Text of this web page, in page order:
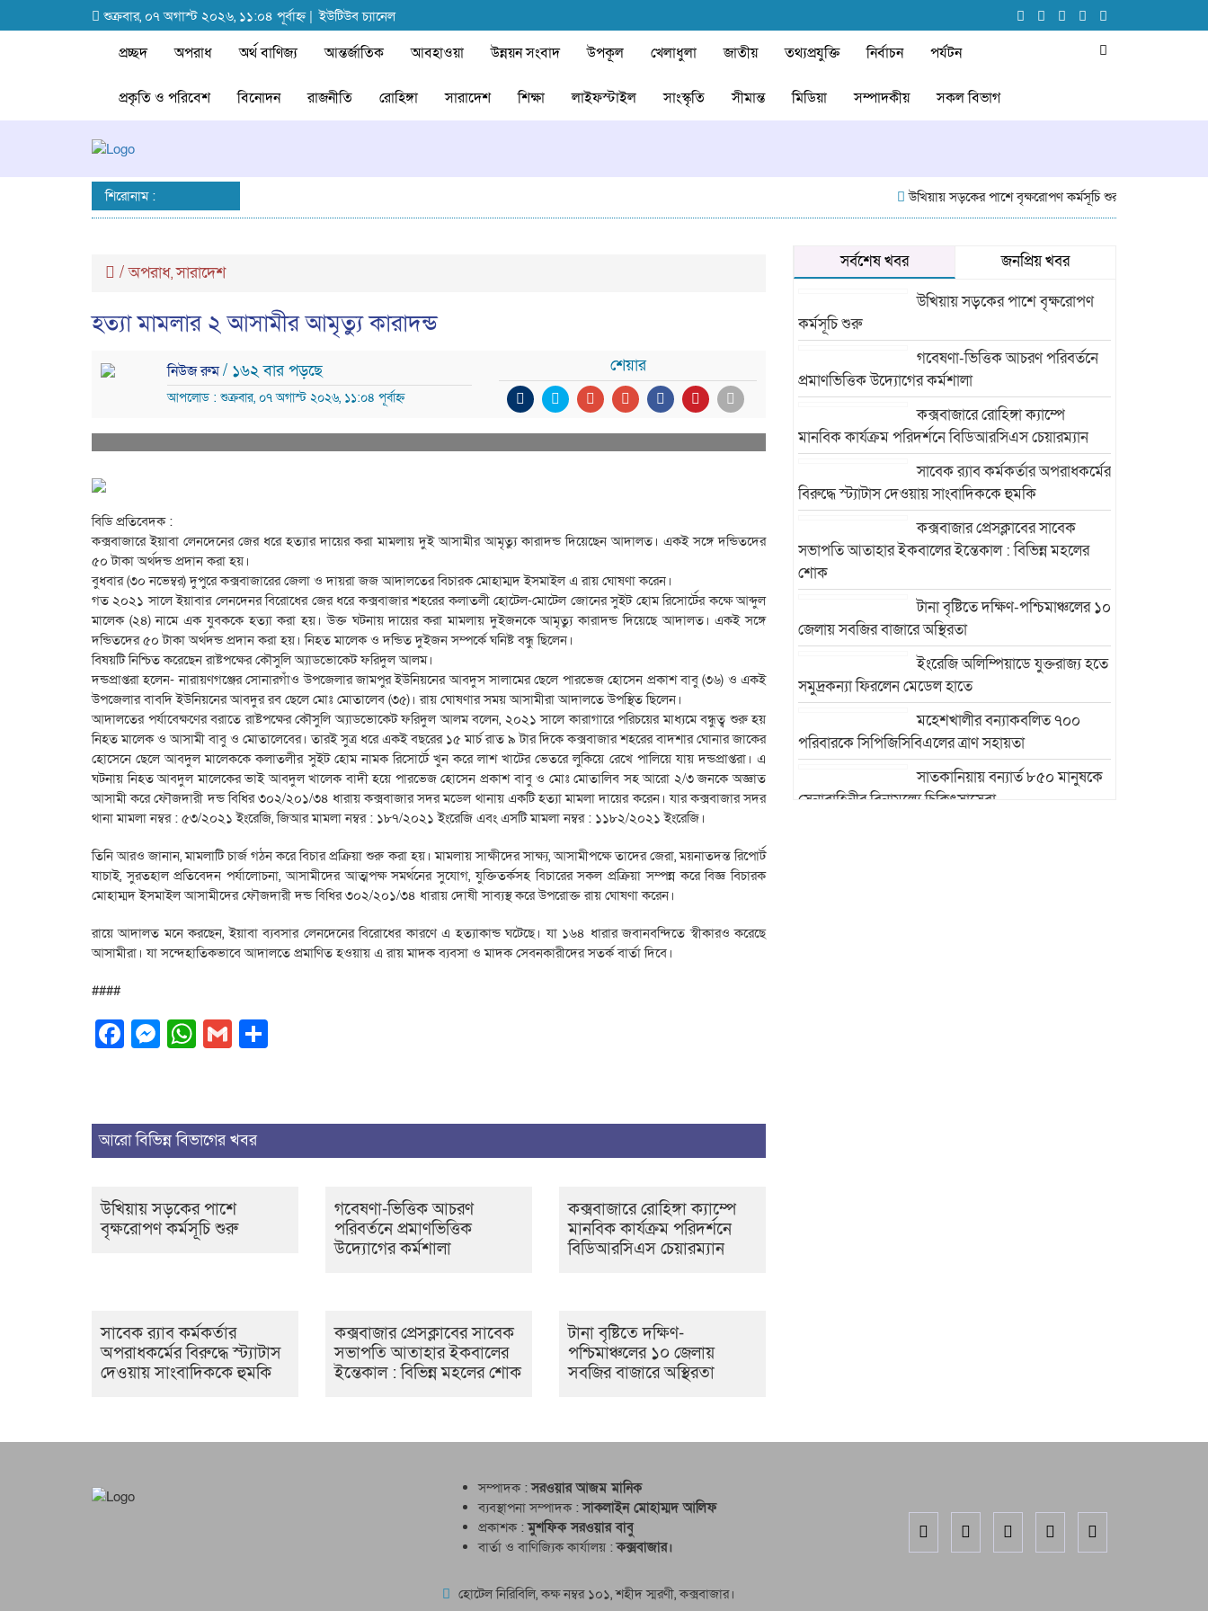
শুক্রবার, ০৭ অগাস্ট ২০২৬, ১১:০৪ পূর্বাহ্ন | ইউটিউব চ্যানেল
প্রচ্ছদ অপরাধ অর্থ বাণিজ্য আন্তর্জাতিক আবহাওয়া উন্নয়ন সংবাদ উপকূল খেলাধুলা জাতীয় তথ্যপ্রযুক্তি নির্বাচন পর্যটন
প্রকৃতি ও পরিবেশ বিনোদন রাজনীতি রোহিঙ্গা সারাদেশ শিক্ষা লাইফস্টাইল সাংস্কৃতি সীমান্ত মিডিয়া সম্পাদকীয় সকল বিভাগ
শিরোনাম : উখিয়ায় সড়কের পাশে বৃক্ষরোপণ কর্মসূচি শুরু
/অপরাধ,সারাদেশ
হত্যা মামলার ২ আসামীর আমৃত্যু কারাদন্ড
নিউজ রুম/ ১৬২ বার পড়ছে
আপলোড : শুক্রবার, ০৭ অগাস্ট ২০২৬, ১১:০৪ পূর্বাহ্ন
শেয়ার
বিডি প্রতিবেদক :
কক্সবাজারে ইয়াবা লেনদেনের জের ধরে হত্যার দায়ের করা মামলায় দুই আসামীর আমৃত্যু কারাদন্ড দিয়েছেন আদালত। একই সঙ্গে দন্ডিতদের
৫০ টাকা অর্থদন্ড প্রদান করা হয়।
বুধবার (৩০ নভেম্বর) দুপুরে কক্সবাজারের জেলা ও দায়রা জজ আদালতের বিচারক মোহাম্মদ ইসমাইল এ রায় ঘোষণা করেন।
গত ২০২১ সালে ইয়াবার লেনদেনর বিরোধের জের ধরে কক্সবাজার শহরের কলাতলী হোটেল-মোটেল জোনের সুইট হোম রিসোর্টের কক্ষে আব্দুল
মালেক (২৪) নামে এক যুবককে হত্যা করা হয়। উক্ত ঘটনায় দায়ের করা মামলায় দুইজনকে আমৃত্যু কারাদন্ড দিয়েছে আদালত। একই সঙ্গে
দন্ডিতদের ৫০ টাকা অর্থদন্ড প্রদান করা হয়। নিহত মালেক ও দন্ডিত দুইজন সম্পর্কে ঘনিষ্ট বন্ধু ছিলেন।
বিষয়টি নিশ্চিত করেছেন রাষ্টপক্ষের কৌসুলি অ্যাডভোকেট ফরিদুল আলম।
দন্ডপ্রাপ্তরা হলেন- নারায়ণগঞ্জের সোনারগাঁও উপজেলার জামপুর ইউনিয়নের আবদুস সালামের ছেলে পারভেজ হোসেন প্রকাশ বাবু (৩৬) ও একই
উপজেলার বাবদি ইউনিয়নের আবদুর রব ছেলে মোঃ মোতালেব (৩৫)। রায় ঘোষণার সময় আসামীরা আদালতে উপস্থিত ছিলেন।
আদালতের পর্যাবেক্ষণের বরাতে রাষ্টপক্ষের কৌসুলি অ্যাডভোকেট ফরিদুল আলম বলেন, ২০২১ সালে কারাগারে পরিচয়ের মাধ্যমে বন্ধুত্ব শুরু হয়
নিহত মালেক ও আসামী বাবু ও মোতালেবের। তারই সুত্র ধরে একই বছরের ১৫ মার্চ রাত ৯ টার দিকে কক্সবাজার শহরের বাদশার ঘোনার জাকের
হোসেনে ছেলে আবদুল মালেককে কলাতলীর সুইট হোম নামক রিসোর্টে খুন করে লাশ খাটের ভেতরে লুকিয়ে রেখে পালিয়ে যায় দন্ডপ্রাপ্তরা। এ
ঘটনায় নিহত আবদুল মালেকের ভাই আবদুল খালেক বাদী হয়ে পারভেজ হোসেন প্রকাশ বাবু ও মোঃ মোতালিব সহ আরো ২/৩ জনকে অজ্ঞাত
আসামী করে ফৌজদারী দন্ড বিধির ৩০২/২০১/৩৪ ধারায় কক্সবাজার সদর মডেল থানায় একটি হত্যা মামলা দায়ের করেন। যার কক্সবাজার সদর
থানা মামলা নম্বর : ৫৩/২০২১ ইংরেজি, জিআর মামলা নম্বর : ১৮৭/২০২১ ইংরেজি এবং এসটি মামলা নম্বর : ১১৮২/২০২১ ইংরেজি।
তিনি আরও জানান, মামলাটি চার্জ গঠন করে বিচার প্রক্রিয়া শুরু করা হয়। মামলায় সাক্ষীদের সাক্ষ্য, আসামীপক্ষে তাদের জেরা, ময়নাতদন্ত রিপোর্ট
যাচাই, সুরতহাল প্রতিবেদন পর্যালোচনা, আসামীদের আত্মপক্ষ সমর্থনের সুযোগ, যুক্তিতর্কসহ বিচারের সকল প্রক্রিয়া সম্পন্ন করে বিজ্ঞ বিচারক
মোহাম্মদ ইসমাইল আসামীদের ফৌজদারী দন্ড বিধির ৩০২/২০১/৩৪ ধারায় দোষী সাব্যস্থ করে উপরোক্ত রায় ঘোষণা করেন।
রায়ে আদালত মনে করছেন, ইয়াবা ব্যবসার লেনদেনের বিরোধের কারণে এ হত্যাকান্ড ঘটেছে। যা ১৬৪ ধারার জবানবন্দিতে স্বীকারও করেছে
আসামীরা। যা সন্দেহাতিকভাবে আদালতে প্রমাণিত হওয়ায় এ রায় মাদক ব্যবসা ও মাদক সেবনকারীদের সতর্ক বার্তা দিবে।
####
Facebook
Messenger
WhatsApp
Gmail
আরো বিভিন্ন বিভাগের খবর
উখিয়ায় সড়কের পাশে
বৃক্ষরোপণ কর্মসূচি শুরু
গবেষণা-ভিত্তিক আচরণ
পরিবর্তনে প্রমাণভিত্তিক
উদ্যোগের কর্মশালা
কক্সবাজারে রোহিঙ্গা ক্যাম্পে
মানবিক কার্যক্রম পরিদর্শনে
বিডিআরসিএস চেয়ারম্যান
সাবেক র‍্যাব কর্মকর্তার
অপরাধকর্মের বিরুদ্ধে স্ট্যাটাস
দেওয়ায় সাংবাদিককে হুমকি
কক্সবাজার প্রেসক্লাবের সাবেক
সভাপতি আতাহার ইকবালের
ইন্তেকাল : বিভিন্ন মহলের শোক
টানা বৃষ্টিতে দক্ষিণ-
পশ্চিমাঞ্চলের ১০ জেলায়
সবজির বাজারে অস্থিরতা
সর্বশেষ খবর
জনপ্রিয় খবর
উখিয়ায় সড়কের পাশে বৃক্ষরোপণ
কর্মসূচি শুরু
গবেষণা-ভিত্তিক আচরণ পরিবর্তনে
প্রমাণভিত্তিক উদ্যোগের কর্মশালা
কক্সবাজারে রোহিঙ্গা ক্যাম্পে
মানবিক কার্যক্রম পরিদর্শনে বিডিআরসিএস চেয়ারম্যান
সাবেক র‍্যাব কর্মকর্তার অপরাধকর্মের
বিরুদ্ধে স্ট্যাটাস দেওয়ায় সাংবাদিককে হুমকি
কক্সবাজার প্রেসক্লাবের সাবেক
সভাপতি আতাহার ইকবালের ইন্তেকাল : বিভিন্ন মহলের
শোক
টানা বৃষ্টিতে দক্ষিণ-পশ্চিমাঞ্চলের ১০
জেলায় সবজির বাজারে অস্থিরতা
ইংরেজি অলিম্পিয়াডে যুক্তরাজ্য হতে
সমুদ্রকন্যা ফিরলেন মেডেল হাতে
মহেশখালীর বন্যাকবলিত ৭০০
পরিবারকে সিপিজিসিবিএলের ত্রাণ সহায়তা
সাতকানিয়ায় বন্যার্ত ৮৫০ মানুষকে
সেনাবাহিনীর বিনামূল্যে চিকিৎসাসেবা
সম্পাদক :সরওয়ার আজম মানিক
ব্যবস্থাপনা সম্পাদক :সাকলাইন মোহাম্মদ আলিফ
প্রকাশক :মুশফিক সরওয়ার বাবু
বার্তা ও বাণিজ্যিক কার্যালয় :কক্সবাজার।
হোটেল নিরিবিলি, কক্ষ নম্বর ১০১, শহীদ স্মরণী, কক্সবাজার।